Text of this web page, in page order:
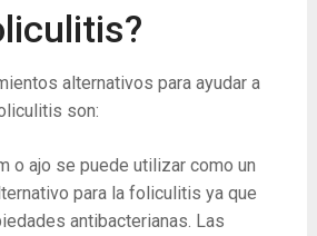
alternativos para ayudar a
son:
o ajo se puede utilizar como un
para la foliculitis ya que
antibacterianas. Las